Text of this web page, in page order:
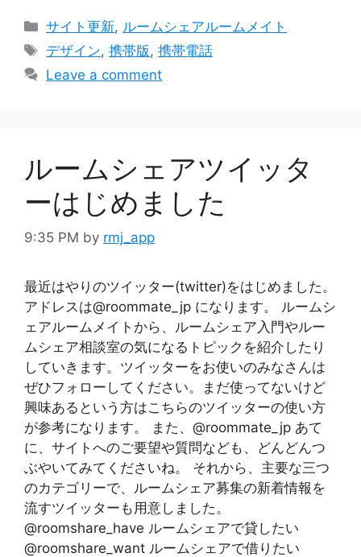
Categories
サイト更新, ルームシェアルームメイト
Tags
デザイン,携帯版 ,携帯電話
Leave a comment
ルームシェアツイッタ
ーはじめました
9:35 PM by rmj_app
最近はやりのツイッター(twitter)をはじめました。
アドレスは@roommate_jp になります。 ルームシ
ェアルームメイトから、ルームシェア入門やルー
ムシェア相談室の気になるトピックを紹介したり
していきます。ツイッターをお使いのみなさんは
ぜひフォローしてください。まだ使ってないけど
興味あるという方はこちらのツイッターの使い方
が参考になります。 また、@roommate_jp あて
に、サイトへのご要望や質問なども、どんどんつ
ぶやいてみてくださいね。 それから、主要な三つ
のカテゴリーで、ルームシェア募集の新着情報を
流すツイッターも用意しました。
@roomshare_have ルームシェアで貸したい
@roomshare_want ルームシェアで借りたい